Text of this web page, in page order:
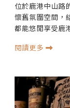
位於鹿港中山路
懷舊氛圍空間，
都能悠閒享受鹿
閱讀更多